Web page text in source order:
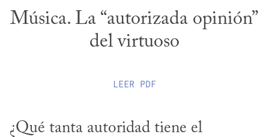
Música. La “autorizada opinión”
del virtuoso
LEER PDF
¿Qué tanta autoridad tiene el